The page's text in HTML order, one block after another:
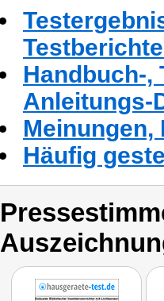
Handbuch-,
Anleitungs-
Häufig